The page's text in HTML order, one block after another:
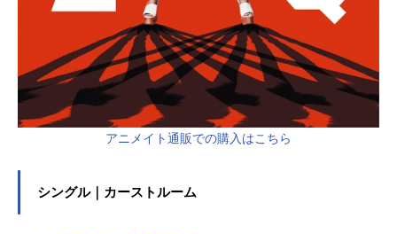
アニメイト通販での購入はこちら
シングル｜カーストルーム